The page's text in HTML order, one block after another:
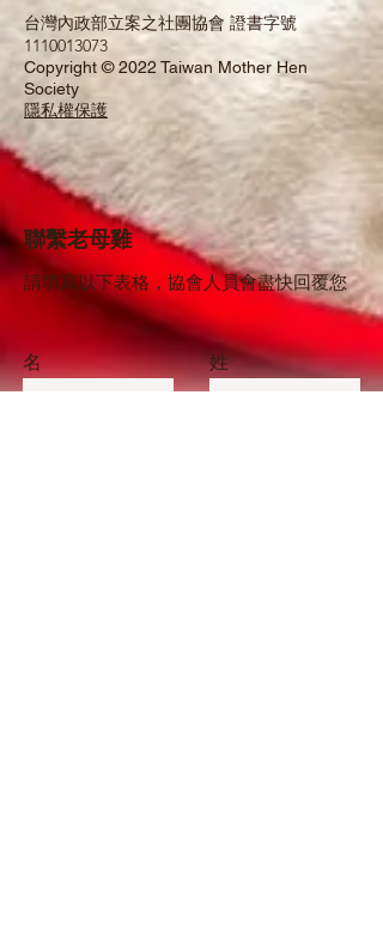
台灣內政部立案之社團協會 證書字號
1110013073
Copyright © 2022 Taiwan Mother Hen
Society
隱私權保護
聯繫老母雞
請填寫以下表格，協會人員會盡快回覆您
名 姓